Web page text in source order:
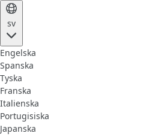
sv
Engelska
Spanska
Tyska
Franska
Italienska
Portugisiska
Japanska